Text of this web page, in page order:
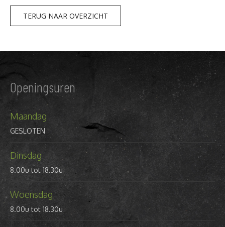
TERUG NAAR OVERZICHT
Openingsuren
Maandag
GESLOTEN
Dinsdag
8.00u tot 18.30u
Woensdag
8.00u tot 18.30u